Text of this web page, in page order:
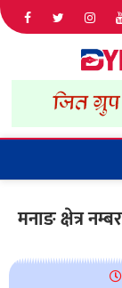
मनाङ क्षेत्र